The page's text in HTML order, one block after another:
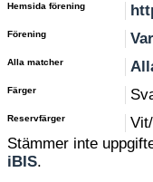
Hemsida förening
Förening
Alla matcher
Färger
Reservfärger
Stämmer inte
iBIS.